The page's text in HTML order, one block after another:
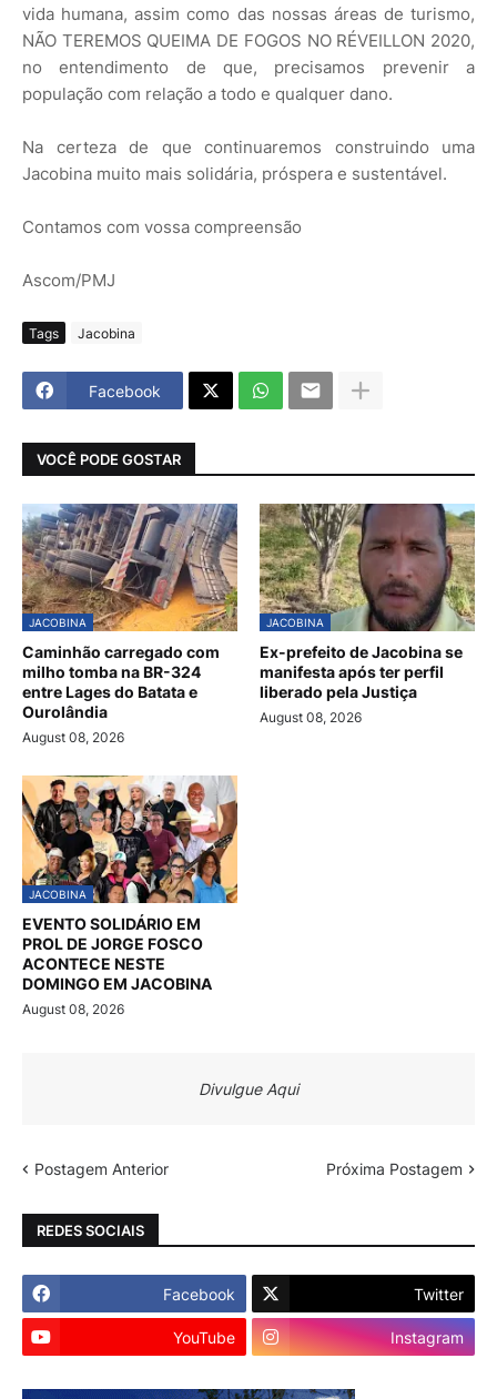
vida humana, assim como das nossas áreas de turismo,
NÃO TEREMOS QUEIMA DE FOGOS NO RÉVEILLON 2020,
no entendimento de que, precisamos prevenir a
população com relação a todo e qualquer dano.
Na certeza de que continuaremos construindo uma
Jacobina muito mais solidária, próspera e sustentável.
Contamos com vossa compreensão
Ascom/PMJ
Tags Jacobina
Facebook
VOCÊ PODE GOSTAR
JACOBINA
Caminhão carregado com
milho tomba na BR-324
entre Lages do Batata e
Ourolândia
August 08, 2026
JACOBINA
Ex-prefeito de Jacobina se
manifesta após ter perfil
liberado pela Justiça
August 08, 2026
JACOBINA
EVENTO SOLIDÁRIO EM
PROL DE JORGE FOSCO
ACONTECE NESTE
DOMINGO EM JACOBINA
August 08, 2026
Divulgue Aqui
Postagem Anterior Próxima Postagem
REDES SOCIAIS
Facebook Twitter
YouTube Instagram